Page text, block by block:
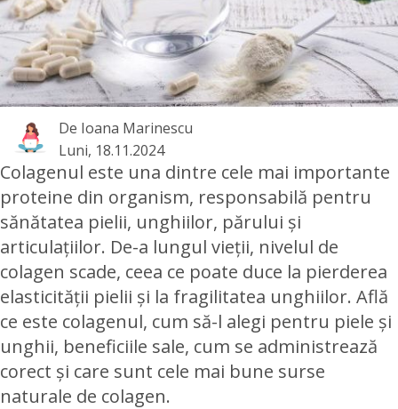
De Ioana Marinescu
Luni, 18.11.2024
Colagenul este una dintre cele mai importante
proteine din organism, responsabilă pentru
sănătatea pielii, unghiilor, părului și
articulațiilor. De-a lungul vieții, nivelul de
colagen scade, ceea ce poate duce la pierderea
elasticității pielii și la fragilitatea unghiilor. Află
ce este colagenul, cum să-l alegi pentru piele și
unghii, beneficiile sale, cum se administrează
corect și care sunt cele mai bune surse
naturale de colagen.